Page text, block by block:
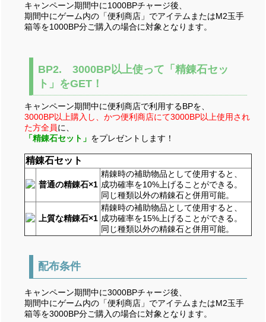
キャンペーン期間中に1000BPチャージ後、
期間中にゲーム内の「便利商店」でアイテムまたはM2玉手
箱等を1000BP分ご購入の場合に対象となります。
BP2. 3000BP以上使って「精錬石セッ
ト」をGET！
キャンペーン期間中に便利商店で利用するBPを、
3000BP以上購入し、かつ便利商店にて3000BP以上使用され
た方全員に、
「精錬石セット」 をプレゼントします！
精錬石セット
普通の精錬石×1
精錬時の補助物品として使用すると、
成功確率を10%上げることができる。
同じ種類以外の精錬石と併用可能。
上質な精錬石×1
精錬時の補助物品として使用すると、
成功確率を15%上げることができる。
同じ種類以外の精錬石と併用可能。
配布条件
キャンペーン期間中に3000BPチャージ後、
期間中にゲーム内の「便利商店」でアイテムまたはM2玉手
箱等を3000BP分ご購入の場合に対象となります。